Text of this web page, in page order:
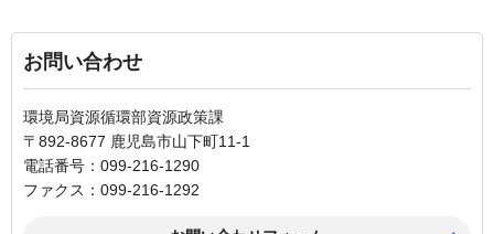
お問い合わせ
環境局資源循環部資源政策課
〒892-8677 鹿児島市山下町11-1
電話番号：099-216-1290
ファクス：099-216-1292